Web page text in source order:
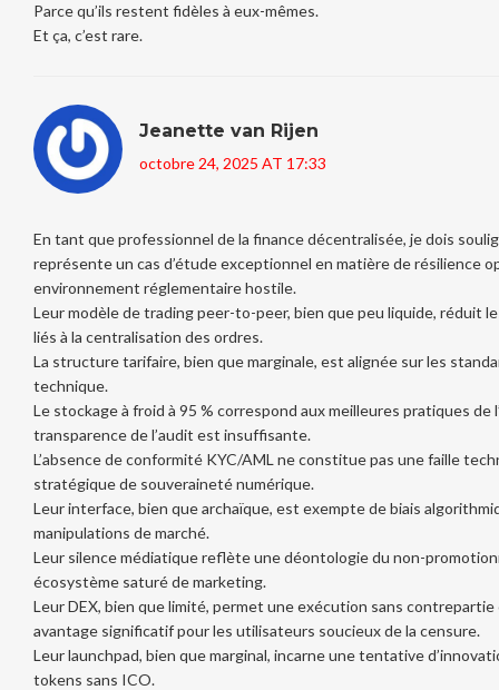
Parce qu’ils restent fidèles à eux-mêmes.
Et ça, c’est rare.
Jeanette van Rijen
octobre 24, 2025 AT 17:33
En tant que professionnel de la finance décentralisée, je dois
représente un cas d’étude exceptionnel en matière de résilience
environnement réglementaire hostile.
Leur modèle de trading peer-to-peer, bien que peu liquide, réduit
liés à la centralisation des ordres.
La structure tarifaire, bien que marginale, est alignée sur les
technique.
Le stockage à froid à 95 % correspond aux meilleures pratiques de
transparence de l’audit est insuffisante.
L’absence de conformité KYC/AML ne constitue pas une faille
stratégique de souveraineté numérique.
Leur interface, bien que archaïque, est exempte de biais
manipulations de marché.
Leur silence médiatique reflète une déontologie du non-
écosystème saturé de marketing.
Leur DEX, bien que limité, permet une exécution sans
avantage significatif pour les utilisateurs soucieux de la censure.
Leur launchpad, bien que marginal, incarne une tentative
tokens sans ICO.